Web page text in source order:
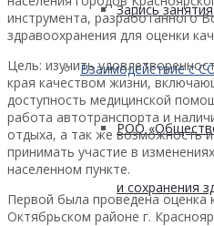
Запись
Взаимодействие с
РОО
и сохранения
инструмента, разработанного
здравоохранения для оценки
Цель: изучить
края качеством жизни,
доступность медицинской
работа автотранспорта и
отдыха, а так же возможность
принимать участие в
населенном пункте.
Первой была проведена оценка
Октябрьском районе г.